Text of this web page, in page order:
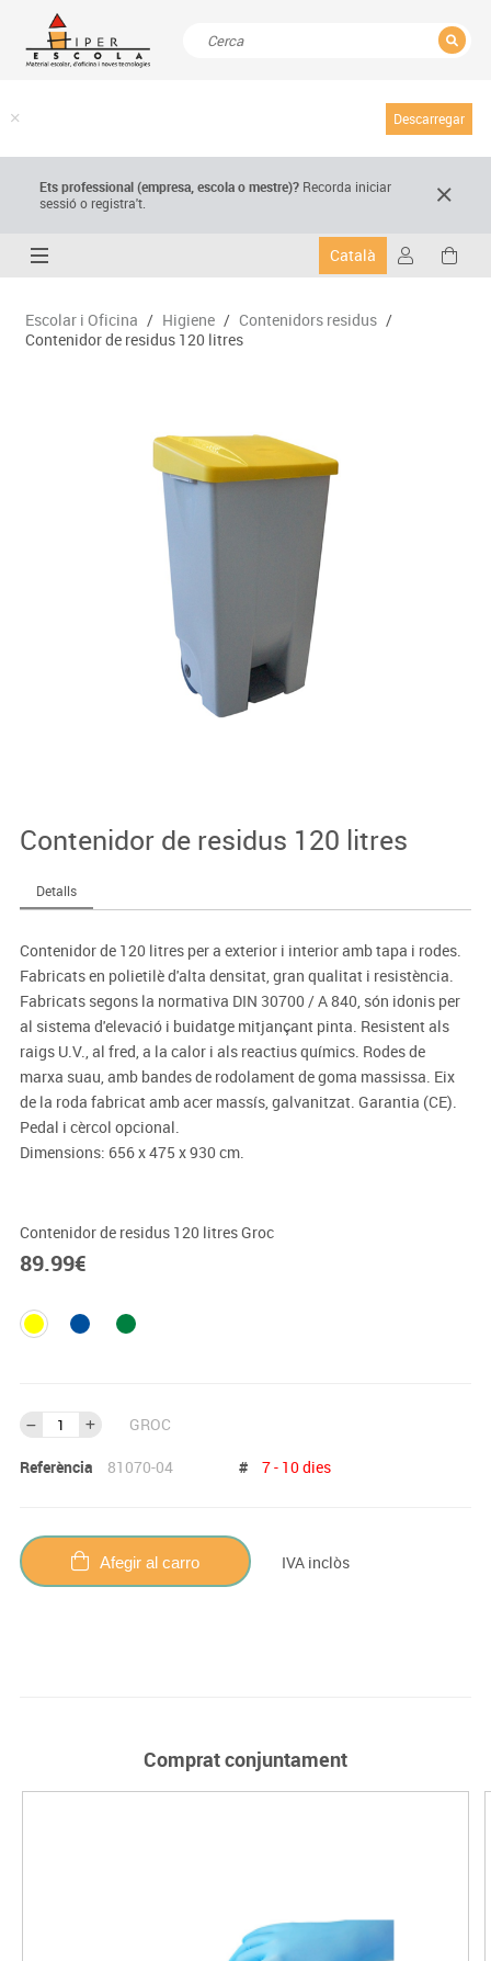
Descarregar
Ets professional (empresa,escola o mestre)? Recorda iniciar
sessió o registra't.
Català
Escolar i Oficina / Higiene / Contenidors residus /
Contenidor de residus 120 litres
Contenidor de residus 120 litres
Detalls
Contenidor de 120 litres per a exterior i interior amb tapa i rodes.
Fabricats en polietilè d'alta densitat, gran qualitat i resistència.
Fabricats segons la normativa DIN 30700 / A 840, són idonis per
al sistema d'elevació i buidatge mitjançant pinta. Resistent als
raigs U.V., al fred, a la calor i als reactius químics. Rodes de
marxa suau, amb bandes de rodolament de goma massissa. Eix
de la roda fabricat amb acer massís, galvanitzat. Garantia (CE).
Pedal i cèrcol opcional.
Dimensions: 656 x 475 x 930 cm.
Contenidor de residus 120 litres Groc
89.99€
GROC
Referència 81070-04 # 7 - 10 dies
Afegir al carro IVA inclòs
Comprat conjuntament